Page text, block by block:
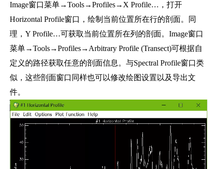
Image窗口菜单→Tools→Profiles→X Profile…，打开
Horizontal Profile窗口，绘制当前位置所在行的剖面。同
理，Y Profile…可获取当前位置所在列的剖面。Image窗口
菜单→Tools→Profiles→Arbitrary Profile (Transect)可根据自
定义的路径获取任意的剖面信息。与Spectral Profile窗口类
似，这些剖面窗口同样也可以修改绘图设置以及导出文
件。